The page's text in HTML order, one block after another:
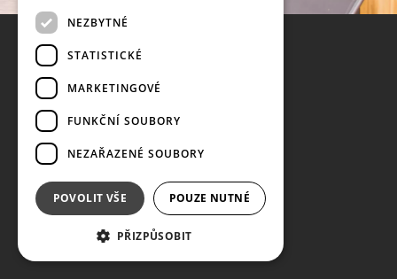
NEZBYTNÉ
STATISTICKÉ
MARKETINGOVÉ
FUNKČNÍ SOUBORY
NEZAŘAZENÉ SOUBORY
POVOLIT VŠE POUZE NUTNÉ
PŘIZPŮSOBIT